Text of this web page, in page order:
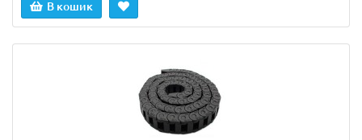
В кошик